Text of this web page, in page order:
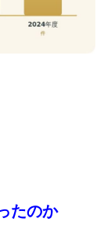
たのか